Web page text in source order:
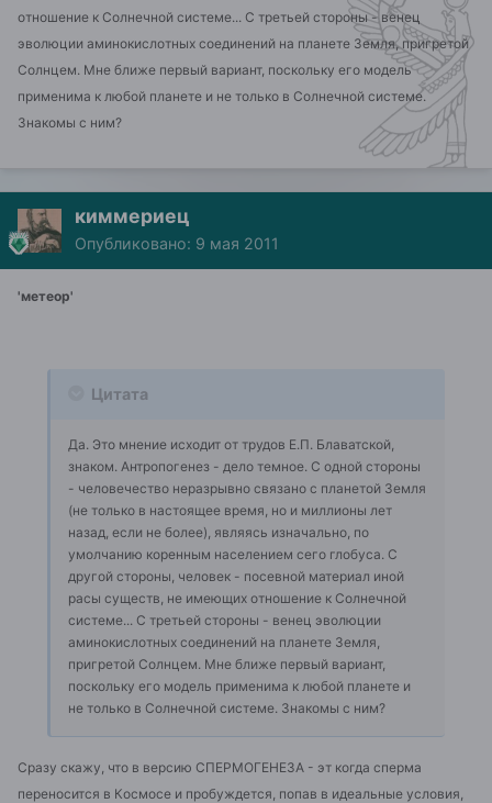
отношение к Солнечной системе... С третьей стороны - венец
эволюции аминокислотных соединений на планете Земля, пригретой
Солнцем. Мне ближе первый вариант, поскольку его модель
применима к любой планете и не только в Солнечной системе.
Знакомы с ним?
киммериец
Опубликовано: 9 мая 2011
'метеор'
Цитата
Да. Это мнение исходит от трудов Е.П. Блаватской,
знаком. Антропогенез - дело темное. С одной стороны
- человечество неразрывно связано с планетой Земля
(не только в настоящее время, но и миллионы лет
назад, если не более), являясь изначально, по
умолчанию коренным населением сего глобуса. С
другой стороны, человек - посевной материал иной
расы существ, не имеющих отношение к Солнечной
системе... С третьей стороны - венец эволюции
аминокислотных соединений на планете Земля,
пригретой Солнцем. Мне ближе первый вариант,
поскольку его модель применима к любой планете и
не только в Солнечной системе. Знакомы с ним?
Сразу скажу, что в версию СПЕРМОГЕНЕЗА - эт когда сперма
переносится в Космосе и пробуждется, попав в идеальные условия,